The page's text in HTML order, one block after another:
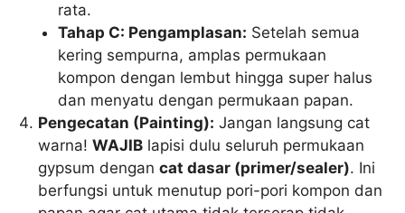
rata.
Tahap C: Pengamplasan: Setelah semua
kering sempurna, amplas permukaan
kompon dengan lembut hingga super halus
dan menyatu dengan permukaan papan.
Pengecatan (Painting): Jangan langsung cat
warna!WAJIB lapisi dulu seluruh permukaan
gypsum dengancat dasar (primer/sealer). Ini
berfungsi untuk menutup pori-pori kompon dan